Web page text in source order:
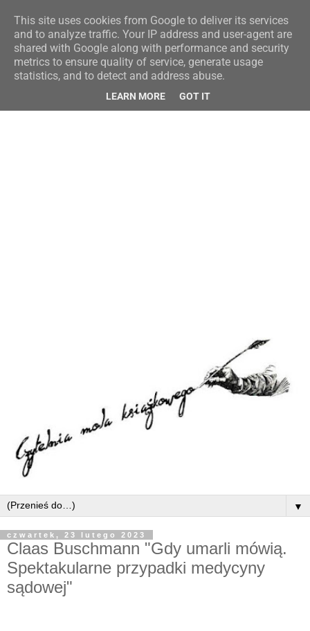
▼
czwartek, 23 lutego 2023
Claas Buschmann "Gdy umarli mówią.
Spektakularne przypadki medycyny
sądowej"
This site uses cookies from Google to deliver its services
and to analyze traffic. Your IP address and user-agent are
shared with Google along with performance and security
metrics to ensure quality of service, generate usage
statistics, and to detect and address abuse.
LEARN MORE GOT IT